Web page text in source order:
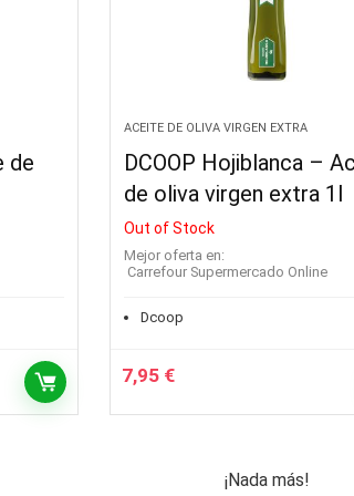
de
ACEITE DE OLIVA VIRGEN EXTRA
DCOOP Hojiblanca –
de oliva virgen extra 1l
Out of Stock
Mejor oferta en:
Carrefour Supermercado Online
Dcoop
7,95 €
¡Nada más!